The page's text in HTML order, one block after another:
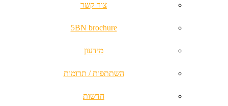
צור קשר
5BN brochure
מידעון
השתתפות / תרומות
חדשות